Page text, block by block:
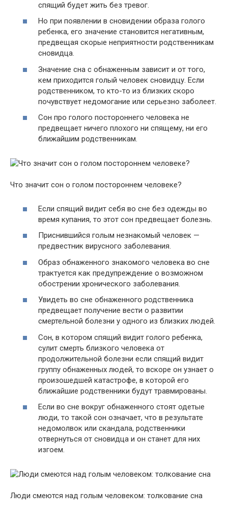
спящий будет жить без тревог.
Но при появлении в сновидении образа голого
ребенка, его значение становится негативным,
предвещая скорые неприятности родственникам
сновидца.
Значение сна с обнаженным зависит и от того,
кем приходится голый человек сновидцу. Если
родственником, то кто-то из близких скоро
почувствует недомогание или серьезно заболеет.
Сон про голого постороннего человека не
предвещает ничего плохого ни спящему, ни его
ближайшим родственникам.
Что значит сон о голом постороннем человеке?
Если спящий видит себя во сне без одежды во
время купания, то этот сон предвещает болезнь.
Приснившийся голым незнакомый человек —
предвестник вирусного заболевания.
Образ обнаженного знакомого человека во сне
трактуется как предупреждение о возможном
обострении хронического заболевания.
Увидеть во сне обнаженного родственника
предвещает получение вести о развитии
смертельной болезни у одного из близких людей.
Сон, в котором спящий видит голого ребенка,
сулит смерть близкого человека от
продолжительной болезни если спящий видит
группу обнаженных людей, то вскоре он узнает о
произошедшей катастрофе, в которой его
ближайшие родственники будут травмированы.
Если во сне вокруг обнаженного стоят одетые
люди, то такой сон означает, что в результате
недомолвок или скандала, родственники
отвернуться от сновидца и он станет для них
изгоем.
Люди смеются над голым человеком: толкование сна